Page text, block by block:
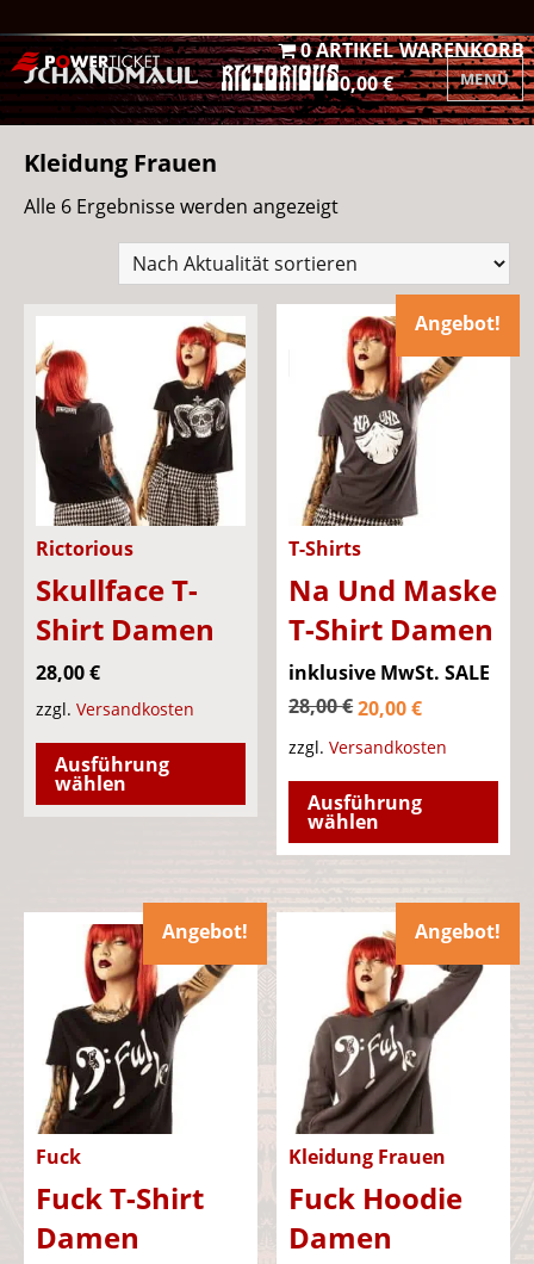
WARENKORB
0 ARTIKEL
0,00 €
MENÜ
Kleidung Frauen
Alle 6 Ergebnisse werden angezeigtNach
Aktualität
sortiert
Rictorious
Skullface T-
Shirt Damen
28,00€
zzgl. Versandkosten
Ausführung
wählen
Dieses
weist
mehrere
auf.
Die
Optionen
Produktseite
gewählt
Angebot!
T-Shirts
Na Und Maske
T-Shirt Damen
inklusive MwSt.
28,00€
war:
SALE
20,00€
Preis
zzgl.Versandkosten
Ausführung
wählen
auf.
Angebot!
Fuck
Fuck T-Shirt
Damen
Angebot!
Kleidung Frauen
Fuck Hoodie
Damen